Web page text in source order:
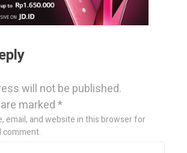
will not be published.
marked*
email, and website in this browser for
comment.